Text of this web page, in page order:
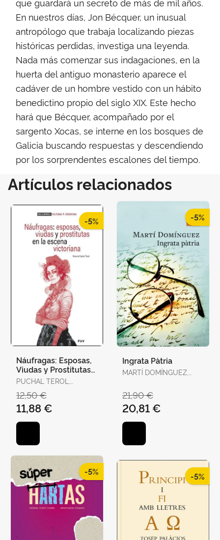
que guardará un secreto de más de mil años.
En nuestros días, Jon Bécquer, un inusual
antropólogo que trabaja localizando piezas
históricas perdidas, investiga una leyenda.
Nada más comenzar sus indagaciones, en la
huerta del antiguo monasterio aparece el
cadáver de un hombre vestido con un hábito
benedictino propio del siglo XIX. Este hecho
hará que Bécquer, acompañado por el
sargento Xocas, se interne en los bosques de
Galicia buscando respuestas y descendiendo
por los sorprendentes escalones del tiempo.
Artículos relacionados
-5%
Náufragas: Esposas,
Viudas y Prostitutas
en la Escena
Victoriana
PUCHAL TEROL,
12,50 €
11,88 €
-5%
Ingrata Pàtria
MARTÍ DOMÍNGUEZ,
21,90 €
20,81 €
-5% -5%